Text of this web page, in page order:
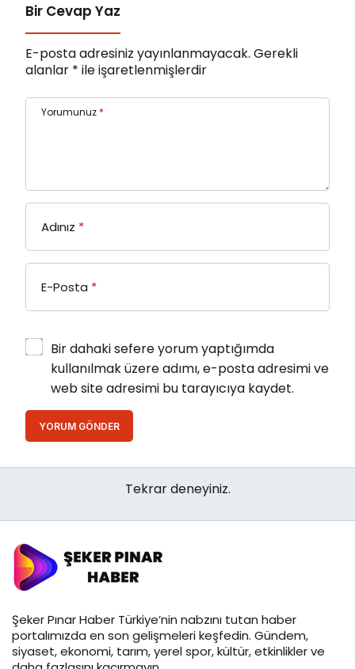
Bir Cevap Yaz
E-posta adresiniz yayınlanmayacak. Gerekli
alanlar * ile işaretlenmişlerdir
Yorumunuz *
Adınız *
E-Posta *
Bir dahaki sefere yorum yaptığımda
kullanılmak üzere adımı, e-posta adresimi ve
web site adresimi bu tarayıcıya kaydet.
YORUM GÖNDER
Tekrar deneyiniz.
Şeker Pınar Haber Türkiye’nin nabzını tutan haber
portalımızda en son gelişmeleri keşfedin. Gündem,
siyaset, ekonomi, tarım, yerel spor, kültür, etkinlikler ve